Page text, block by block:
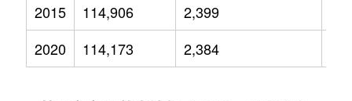
2015
114,906 2,399
2020
114,173 2,384